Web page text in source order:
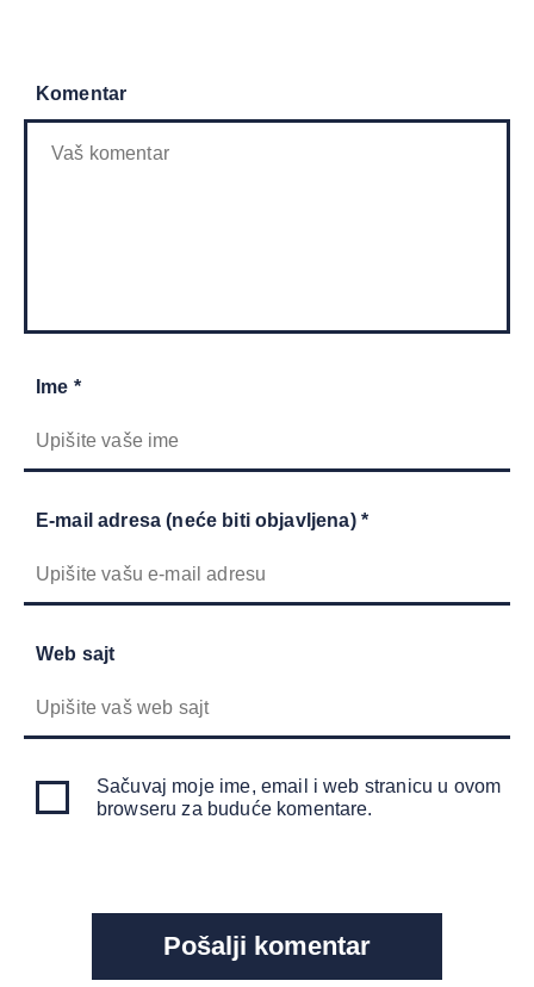
Komentar
Ime *
E-mail adresa (neće biti objavljena) *
Web sajt
Sačuvaj moje ime, email i web stranicu u ovom
browseru za buduće komentare.